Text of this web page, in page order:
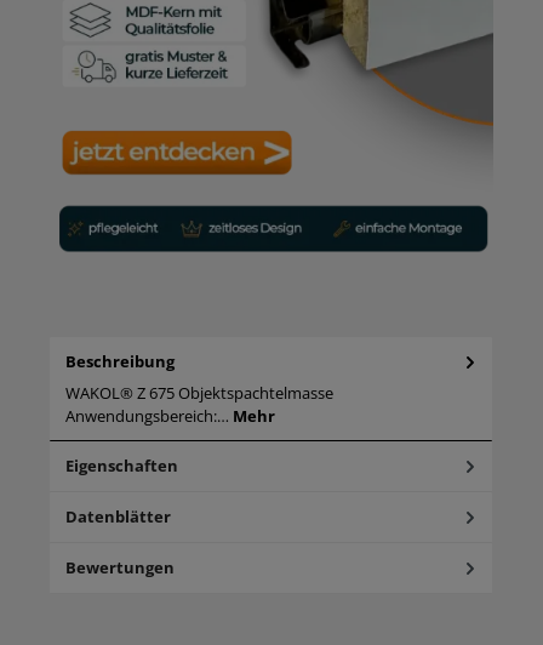
Beschreibung
WAKOL® Z 675 Objektspachtelmasse
Anwendungsbereich:… Mehr
Eigenschaften
Datenblätter
Bewertungen